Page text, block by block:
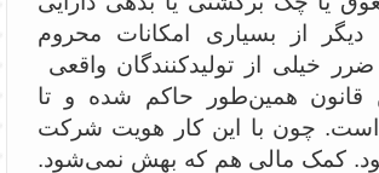
دیگر از بسیاری امکانات محروم
خیلی از تولیدکنندگان واقعی
قانون همین‌طور حاکم شده و تا
است. چون با این کار هویت شرکت
کمک مالی هم که بهش نمی‌شود.